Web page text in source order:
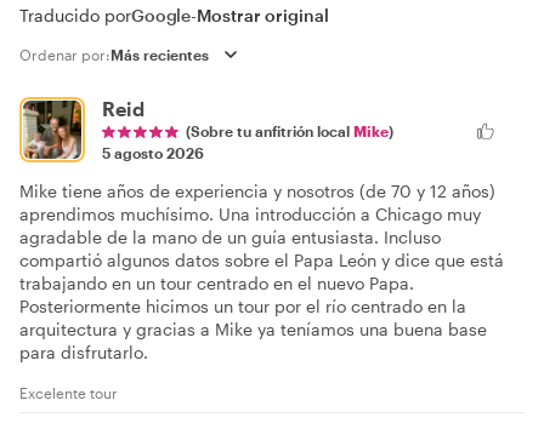
Traducido porGoogle-Mostrar original
Ordenar por:
Reid
(Sobre tu anfitrión local Mike)
5 agosto 2026
Mike tiene años de experiencia y nosotros (de 70 y 12 años)
aprendimos muchísimo. Una introducción a Chicago muy
agradable de la mano de un guía entusiasta. Incluso
compartió algunos datos sobre el Papa León y dice que está
trabajando en un tour centrado en el nuevo Papa.
Posteriormente hicimos un tour por el río centrado en la
arquitectura y gracias a Mike ya teníamos una buena base
para disfrutarlo.
Excelente tour